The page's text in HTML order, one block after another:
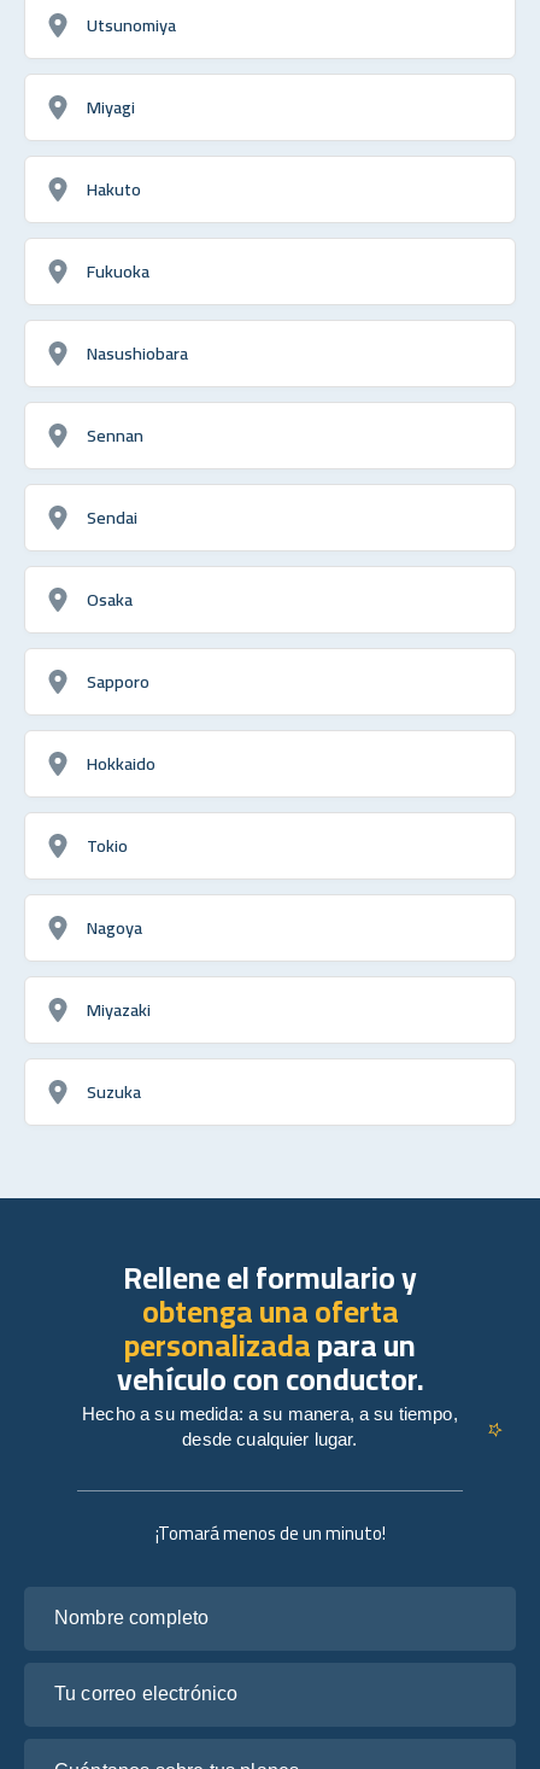
Utsunomiya
Miyagi
Hakuto
Fukuoka
Nasushiobara
Sennan
Sendai
Osaka
Sapporo
Hokkaido
Tokio
Nagoya
Miyazaki
Suzuka
¡Tomará menos de un minuto!
Rellene el formulario y
obtenga una oferta
personalizadapara un
vehículo con conductor.
Hecho a su medida: a su manera, a su tiempo,
desde cualquier lugar.